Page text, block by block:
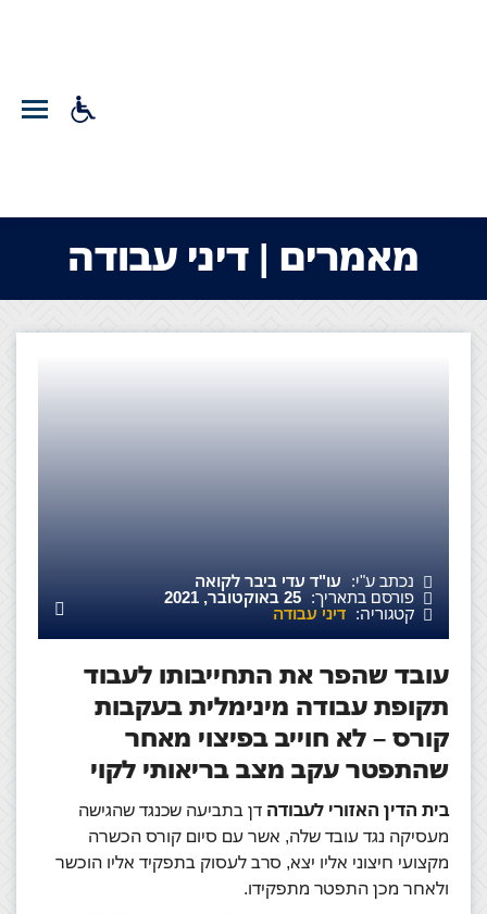
מאמרים | דיני עבודה
נכתב ע"י: עו"ד עדי ביבר לקואה
פורסם בתאריך: 25 באוקטובר, 2021
קטגוריה: דיני עבודה
עובד שהפר את התחייבותו לעבוד
תקופת עבודה מינימלית בעקבות
קורס – לא חוייב בפיצוי מאחר
שהתפטר עקב מצב בריאותי לקוי
בית הדין האזורי לעבודה דן בתביעה שכנגד שהגישה
מעסיקה נגד עובד שלה, אשר עם סיום קורס הכשרה
מקצועי חיצוני אליו יצא, סרב לעסוק בתפקיד אליו הוכשר
ולאחר מכן התפטר מתפקידו.